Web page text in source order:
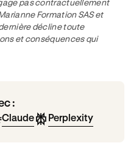
pas contractuellement
Formation SAS et
décline toute
et conséquences qui
:
Claude Perplexity